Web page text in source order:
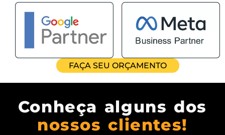
FAÇA SEU ORÇAMENTO
Conheça alguns dos
nossos clientes!